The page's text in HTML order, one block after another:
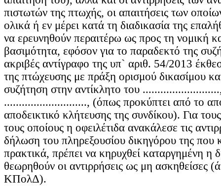
πιστωτών της πτωχής, οι απαιτήσεις των
ολικά ή εν μέρει κατά τη διαδικασία της
να ερευνηθούν περαιτέρω ως προς τη νομική
βασιμότητα, εφόσον για το παραδεκτό της
ακριβές αντίγραφο της υπ` αριθ. 54/2013
της πτώχευσης με πράξη ορισμού δικασίμου
συζήτηση στην αντίκλητο του
............................, (όπως προκύπτει από το
αποδεικτικό κλήτευσης της συνδίκου). Για
τους οποίους η οφειλέτιδα ανακάλεσε τις
δήλωση του πληρεξουσίου δικηγόρου της που
πρακτικά, πρέπει να κηρυχθεί καταργημένη η
θεωρηθούν οι αντιρρήσεις ως μη ασκηθείσες
ΚΠολΔ).